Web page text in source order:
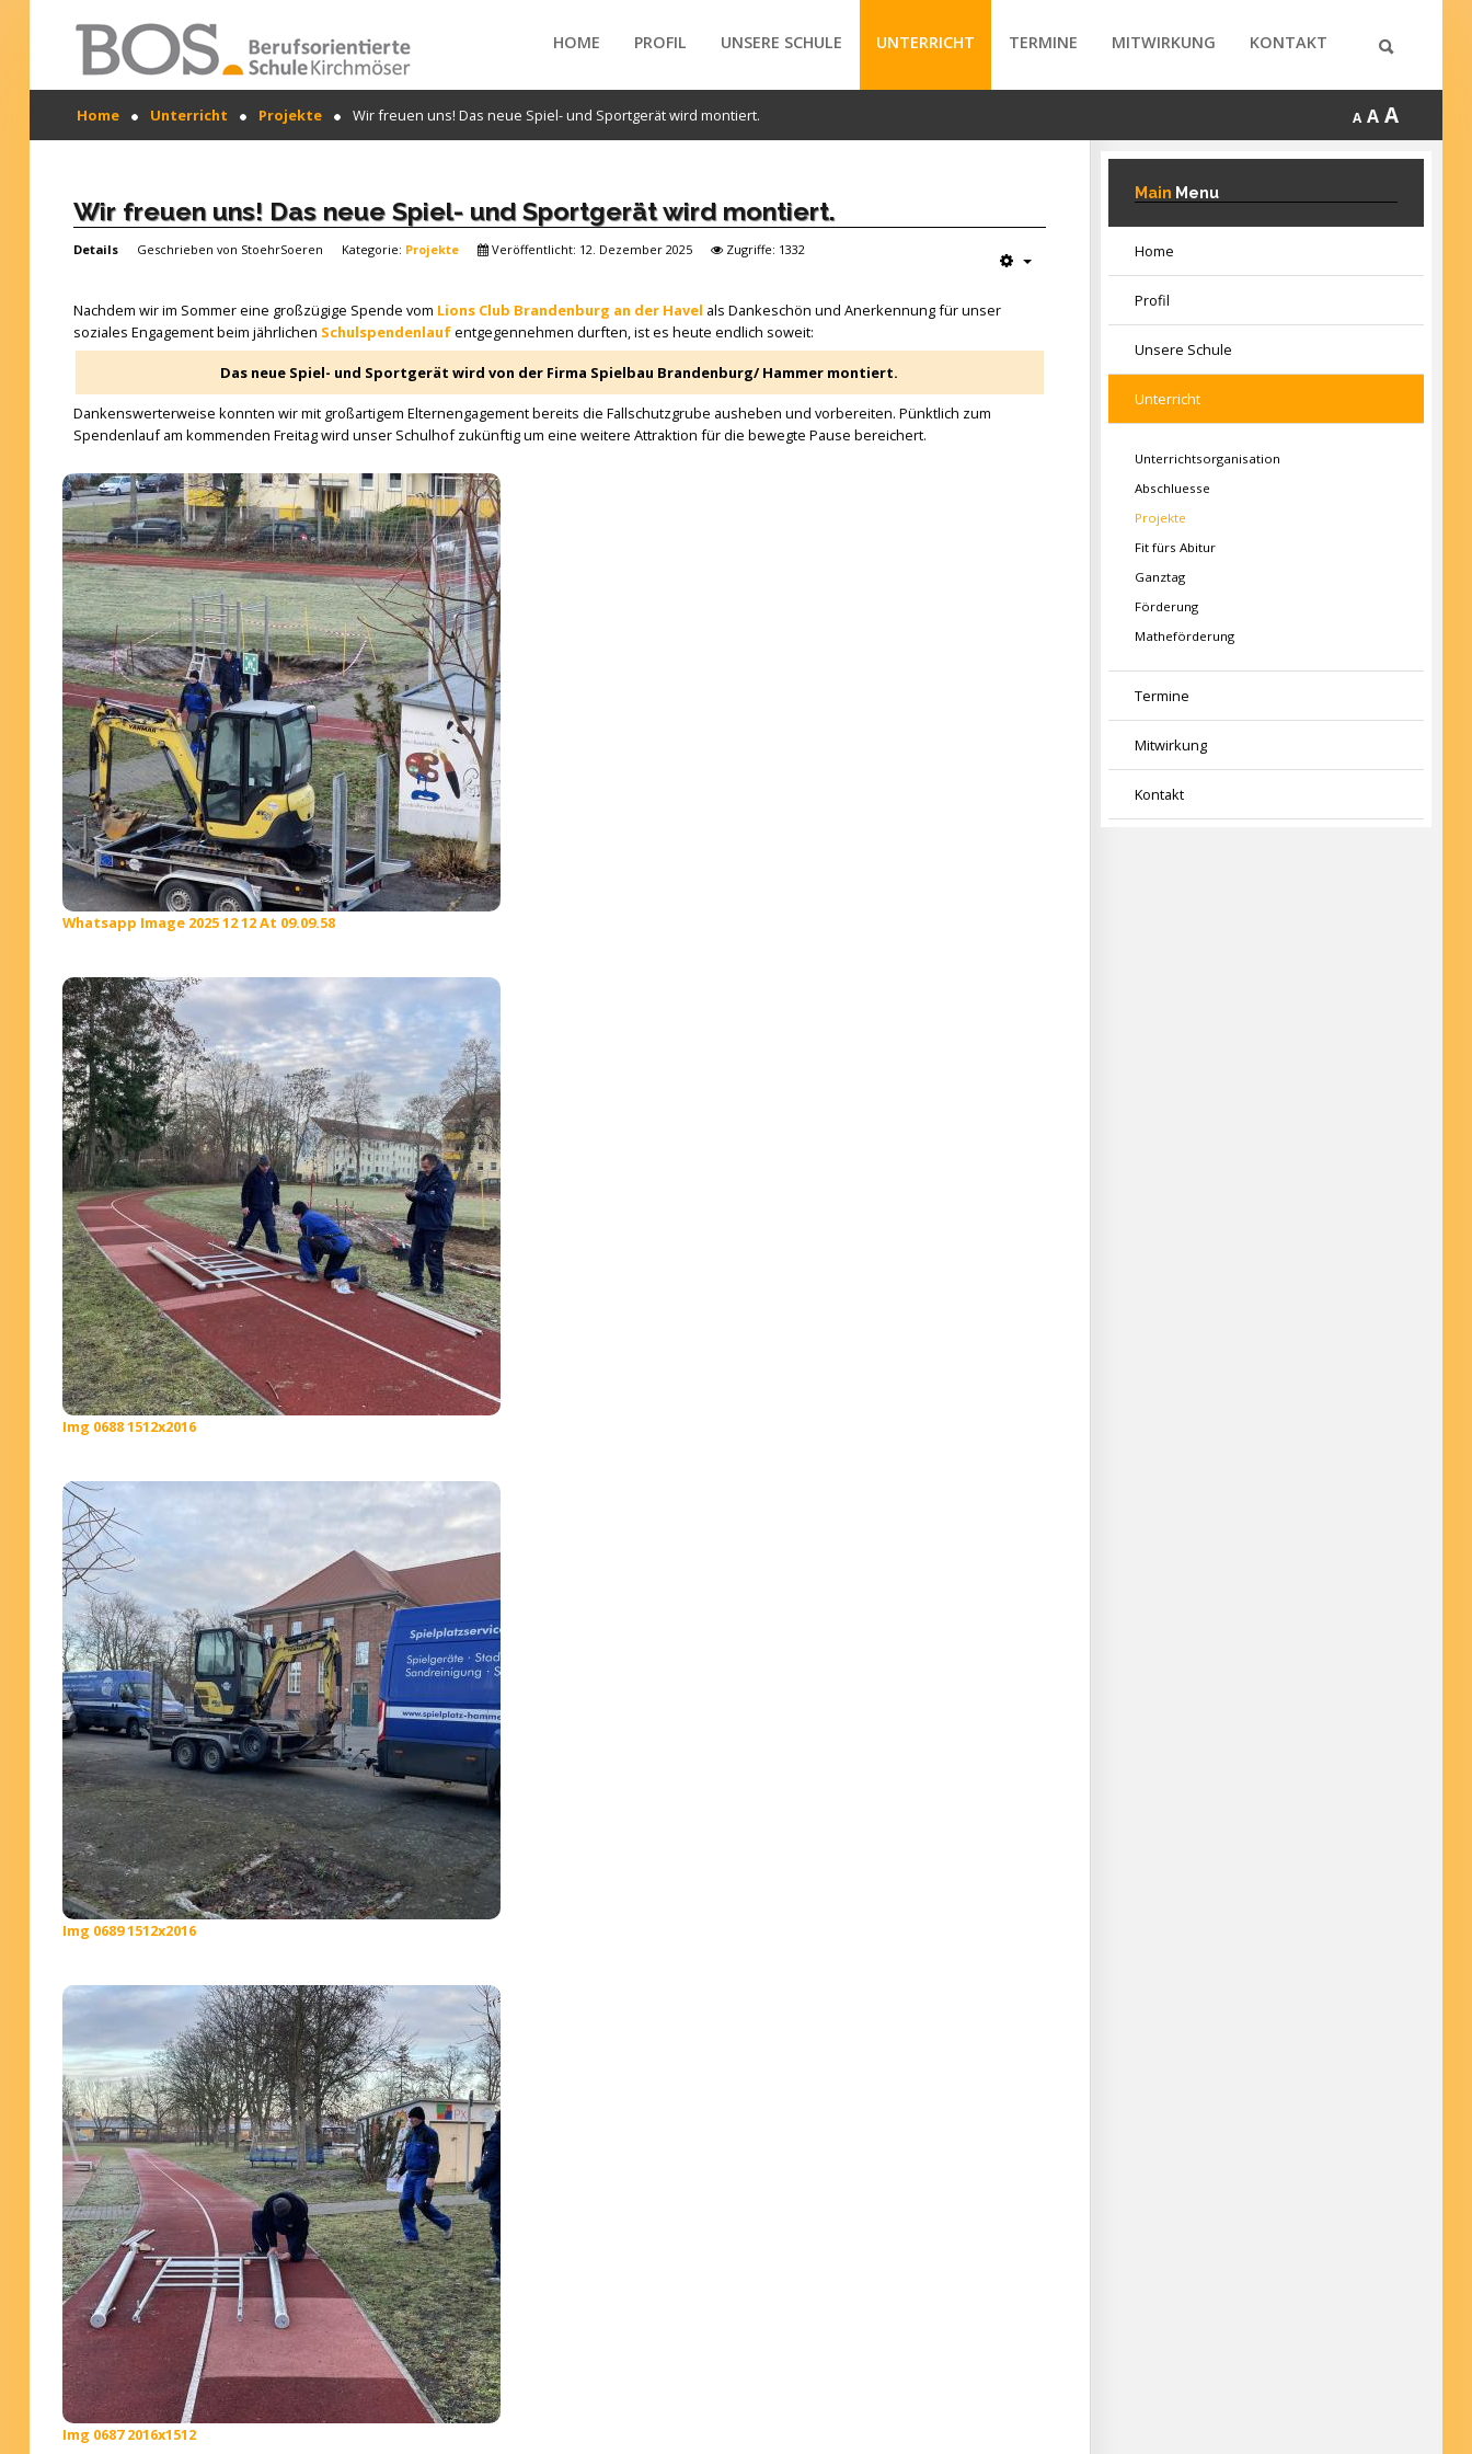
Warning: "continue" targeting switch is equivalent
to "break". Did you mean to use "continue 2"? in
/mnt/web417/e3/61/59568561/htdocs/forte2/templates/forte/vertex/responsive/responsive_mobile_menu.php
Unterricht
Mitwirkung
SUCHEN
HOME PROFIL UNSERE SCHULE UNTERRICHT TERMINE MITWIRKUNG KONTAKT
Home Unterricht Projekte Wir freuen uns! Das neue Spiel- und Sportgerät wird montiert. A A A
Wir freuen uns! Das neue Spiel- und Sportgerät wird montiert.
Details Geschrieben von StoehrSoeren Kategorie: Projekte Veröffentlicht: 12. Dezember 2025 Zugriffe: 1332
Nachdem wir im Sommer eine großzügige Spende vom Lions Club Brandenburg an der Havel als Dankeschön und Anerkennung für unser
soziales Engagement beim jährlichen Schulspendenlaufentgegennehmen durften, ist es heute endlich soweit:
Das neue Spiel- und Sportgerät wird von der Firma Spielbau Brandenburg/ Hammer montiert.
Dankenswerterweise konnten wir mit großartigem Elternengagement bereits die Fallschutzgrube ausheben und vorbereiten. Pünktlich zum
Spendenlauf am kommenden Freitag wird unser Schulhof zukünftig um eine weitere Attraktion für die bewegte Pause bereichert.
Whatsapp Image 2025 12 12 At 09.09.58
Img 0688 1512x2016
Img 0689 1512x2016
Img 0687 2016x1512
Main Menu
Home
Profil
Unsere Schule
Unterricht
Unterrichtsorganisation
Abschluesse
Projekte
Fit fürs Abitur
Ganztag
Förderung
Matheförderung
Termine
Mitwirkung
Kontakt